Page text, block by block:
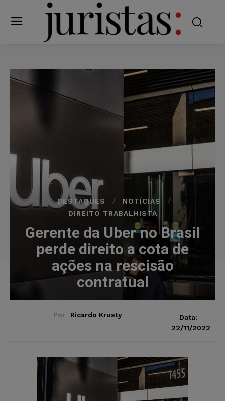
DESTAQUES
NOTÍCIAS
DIREITO TRABALHISTA
Gerente da Uber no Brasil
perde direito a cota de
ações na rescisão
contratual
Por Ricardo Krusty
Data:
22/11/2022